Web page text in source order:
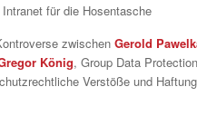
Intranet für die Hosentasche
zwischen Gerold
König, Group Data
Verstöße und